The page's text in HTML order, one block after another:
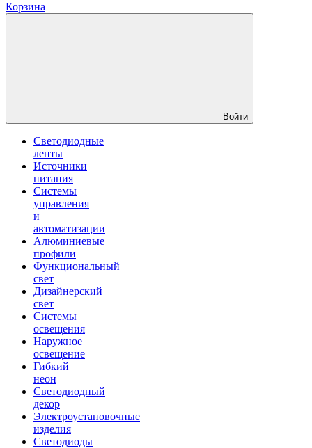
Корзина
Войти
Светодиодные
ленты
Источники
питания
Системы
управления
и
автоматизации
Алюминиевые
профили
Функциональный
свет
Дизайнерский
свет
Системы
освещения
Наружное
освещение
Гибкий
неон
Светодиодный
декор
Электроустановочные
изделия
Светодиоды